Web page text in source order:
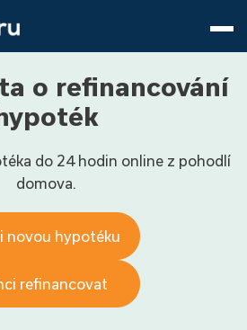
hod.
o refinancování
do 24 hodin online z pohodlí
domova.
novou hypotéku
refinancovat